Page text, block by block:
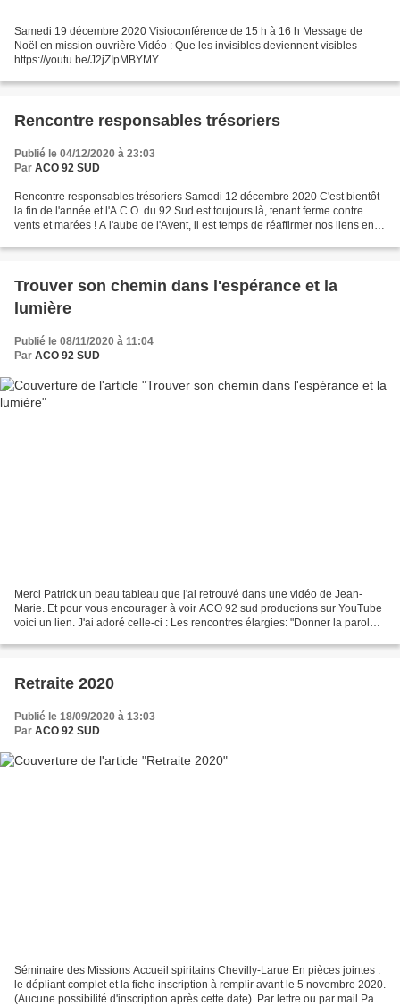
Samedi 19 décembre 2020 Visioconférence de 15 h à 16 h Message de
Noël en mission ouvrière Vidéo : Que les invisibles deviennent visibles
https://youtu.be/J2jZIpMBYMY
Rencontre responsables trésoriers
Publié le 04/12/2020 à 23:03
Par ACO 92 SUD
Rencontre responsables trésoriers Samedi 12 décembre 2020 C'est bientôt
la fin de l'année et l'A.C.O. du 92 Sud est toujours là, tenant ferme contre
vents et marées ! A l'aube de l'Avent, il est temps de réaffirmer nos liens en
Trouver son chemin dans l'espérance et la
lumière
Publié le 08/11/2020 à 11:04
Par ACO 92 SUD
Merci Patrick un beau tableau que j'ai retrouvé dans une vidéo de Jean-
Marie. Et pour vous encourager à voir ACO 92 sud productions sur YouTube
voici un lien. J'ai adoré celle-ci : Les rencontres élargies: "Donner la parole."
Retraite 2020
Publié le 18/09/2020 à 13:03
Par ACO 92 SUD
Séminaire des Missions Accueil spiritains Chevilly-Larue En pièces jointes :
le dépliant complet et la fiche inscription à remplir avant le 5 novembre 2020.
(Aucune possibilité d'inscription après cette date). Par lettre ou par mail Par